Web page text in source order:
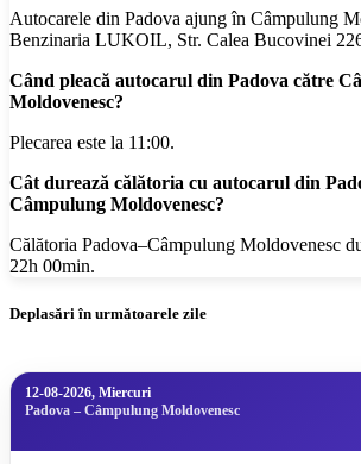
Autocarele din Padova ajung în Câmpulung
Benzinaria LUKOIL, Str. Calea Bucovinei
Când pleacă autocarul din Padova către
Moldovenesc?
Plecarea este la 11:00.
Cât durează călătoria cu autocarul din
Câmpulung Moldovenesc?
Călătoria Padova–Câmpulung Moldovenesc
22h 00min.
Deplasări în următoarele zile
12-08-2026, Miercuri
Padova – Câmpulung Moldovenesc